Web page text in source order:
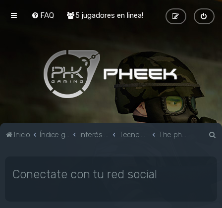
FAQ 5 jugadores en linea!
Inicio Índice general Interés general Tecnología e Informática The pheek bay
Conectate con tu red social